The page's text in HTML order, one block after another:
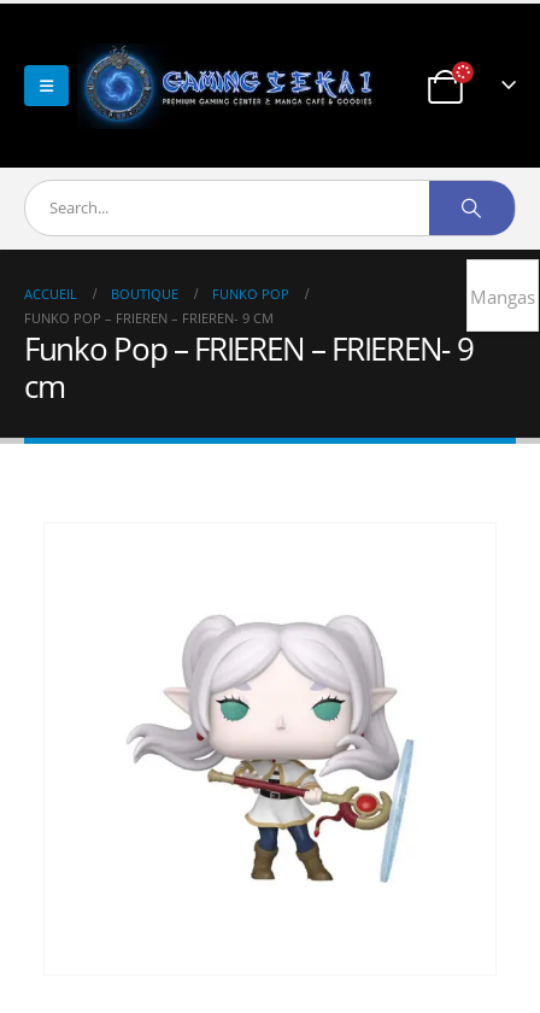
ACCUEIL BOUTIQUE
FUNKO POP
FUNKO POP – FRIEREN – FRIEREN- 9 CM
Funko Pop – FRIEREN – FRIEREN- 9
cm
Mangas